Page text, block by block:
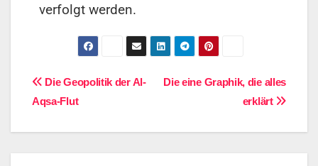
verfolgt werden.
Die eine Graphik, die alles
erklärt
Die Geopolitik der Al-
Aqsa-Flut